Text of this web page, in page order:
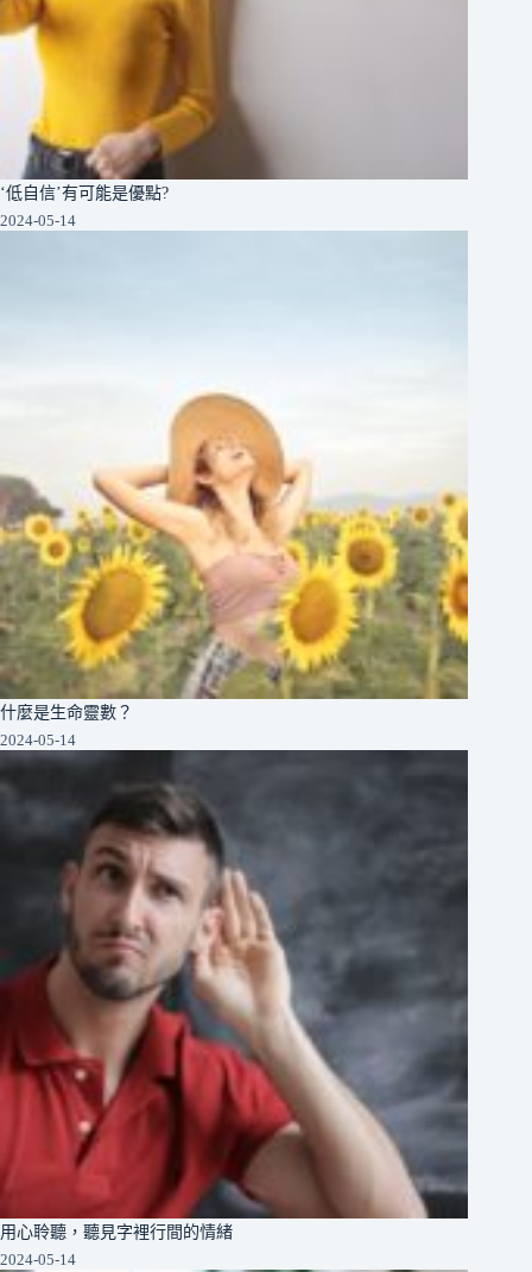
‘低自信’有可能是優點?
2024-05-14
什麼是生命靈數？
2024-05-14
用心聆聽，聽見字裡行間的情緒
2024-05-14